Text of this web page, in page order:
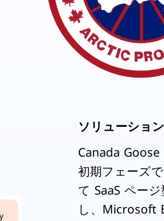
ソリューショ
Canada Goose
初期フェーズ
て SaaS ペー
し、Microsoft